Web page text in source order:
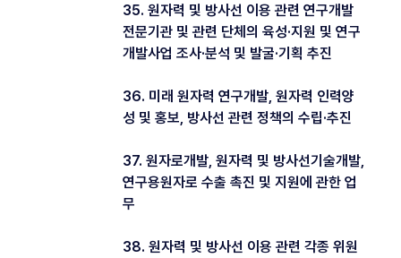
35. 원자력 및 방사선 이용 관련 연구개발
전문기관 및 관련 단체의 육성·지원 및 연구
개발사업 조사·분석 및 발굴·기획 추진
36. 미래 원자력 연구개발, 원자력 인력양
성 및 홍보, 방사선 관련 정책의 수립·추진
37. 원자로개발, 원자력 및 방사선기술개발,
연구용원자로 수출 촉진 및 지원에 관한 업
무
38. 원자력 및 방사선 이용 관련 각종 위원